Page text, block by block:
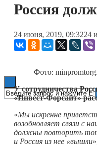
ESG
Россия
24 июня, 2019, 09:3224
Фото:
У сотрудничества
«Инвест-Форсайт»
«Мы искренне
возобновляет связи с
должны повторить
и Россия из нее «вышли